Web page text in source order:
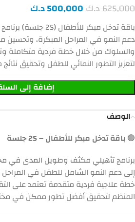
625,000د.ك500,000د.ك
باقة تدخل مبكر
دعم النمو في المراحل المبكرة، وتحسين
والسلوك من خلال خطة فردية متكاملة
لتعزيز التطور النمائي للطفل وتحقيق
إضافة إلى
الوصف
🟢 باقة تدخل مبكر للأطفال – 25 جلسة
برنامج تأهيلي مكثف وطويل المدى في
إلى دعم النمو الشامل للطفل في
خطة علاجية فردية متقدمة تعتمد على
المنظم لتحقيق أفضل تطور ممكن في